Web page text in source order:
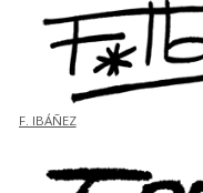
F. IBÁÑEZ